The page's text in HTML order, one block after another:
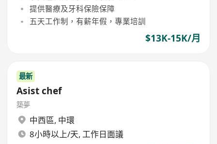
提供醫療及牙科保險保障
五天工作制，有薪年假，專業培訓
$13K-15K/月
最新
Asist chef
築夢
中西區, 中環
8小時以上/天, 工作日面議